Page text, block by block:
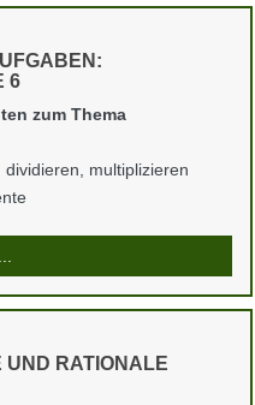
6
zum Thema
multiplizieren
RATIONALE